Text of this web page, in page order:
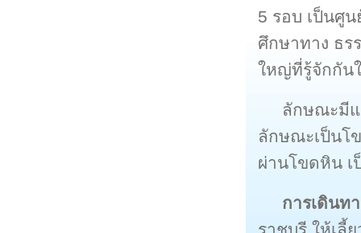
5 รอบ เป็นศู
ศึกษาทาง ธร
ใหญ่ที่รู้จักกัน
ลักษณะมีแ
ลักษณะเป็นโ
ผ่านโขดหิน เ
การเดินท
ราชบุรี ให้เลี้